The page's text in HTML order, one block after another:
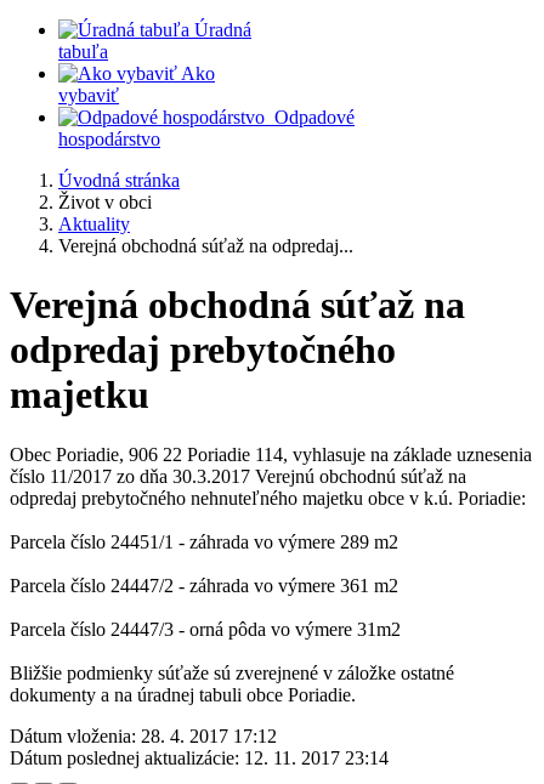
Úradná
tabuľa
Ako
vybaviť
Odpadové
hospodárstvo
Úvodná stránka
Život v obci
Aktuality
Verejná obchodná súťaž na odpredaj...
Verejná obchodná súťaž na
odpredaj prebytočného
majetku
Obec Poriadie, 906 22 Poriadie 114, vyhlasuje na základe uznesenia
číslo 11/2017 zo dňa 30.3.2017 Verejnú obchodnú súťaž na
odpredaj prebytočného nehnuteľného majetku obce v k.ú. Poriadie:
Parcela číslo 24451/1 - záhrada vo výmere 289 m2
Parcela číslo 24447/2 - záhrada vo výmere 361 m2
Parcela číslo 24447/3 - orná pôda vo výmere 31m2
Bližšie podmienky súťaže sú zverejnené v záložke ostatné
dokumenty a na úradnej tabuli obce Poriadie.
Dátum vloženia: 28. 4. 2017 17:12
Dátum poslednej aktualizácie: 12. 11. 2017 23:14